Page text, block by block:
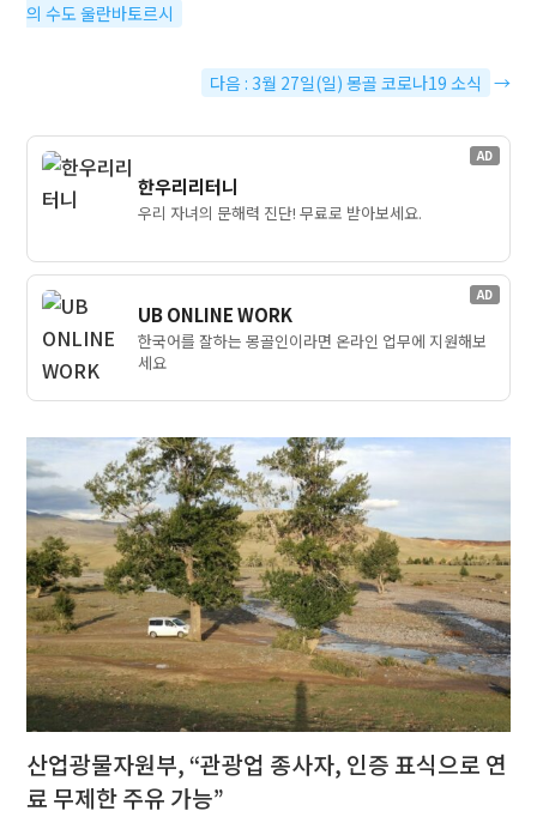
의 수도 울란바토르시
다음 : 3월 27일(일) 몽골 코로나19 소식 →
AD
한우리리터니
우리 자녀의 문해력 진단! 무료로 받아보세요.
AD
UB ONLINE WORK
한국어를 잘하는 몽골인이라면 온라인 업무에 지원해보
세요
산업광물자원부, “관광업 종사자, 인증 표식으로 연
료 무제한 주유 가능”